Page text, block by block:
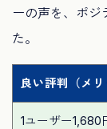
ーの声を、ポジ
た。
良い評判（メリ
1ユーザー1,680